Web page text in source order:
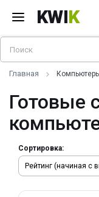
KWIK
Главная
Готовые
Сортировка: